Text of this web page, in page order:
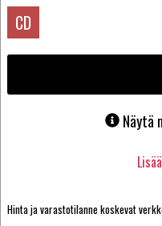
CD
Näytä
Hinta ja varastotilanne koskevat